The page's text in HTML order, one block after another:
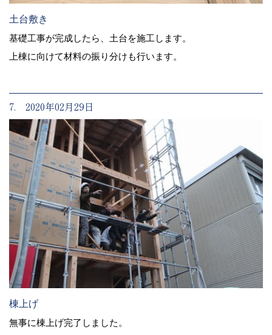
土台敷き
基礎工事が完成したら、土台を施工します。
上棟に向けて材料の振り分けも行います。
7. 2020年02月29日
棟上げ
無事に棟上げ完了しました。